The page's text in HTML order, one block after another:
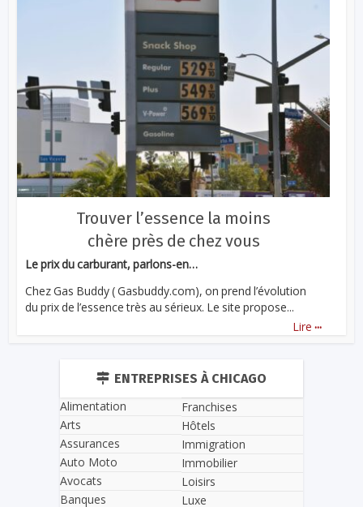
Trouver l’essence la moins
chère près de chez vous
Le prix du carburant, parlons-en…
Chez Gas Buddy ( Gasbuddy.com), on prend l’évolution
du prix de l’essence très au sérieux. Le site propose...
Lire ...
ENTREPRISES À CHICAGO
Alimentation
Arts
Assurances
Auto Moto
Avocats
Banques
Franchises
Hôtels
Immigration
Immobilier
Loisirs
Luxe